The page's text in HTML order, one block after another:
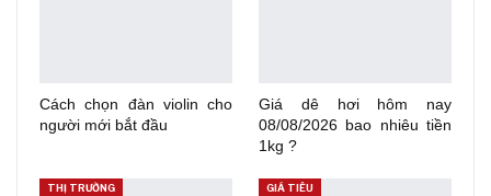
Cách chọn đàn violin cho
người mới bắt đầu
Giá dê hơi hôm nay
08/08/2026 bao nhiêu tiền
1kg ?
THỊ TRƯỜNG GIÁ TIÊU